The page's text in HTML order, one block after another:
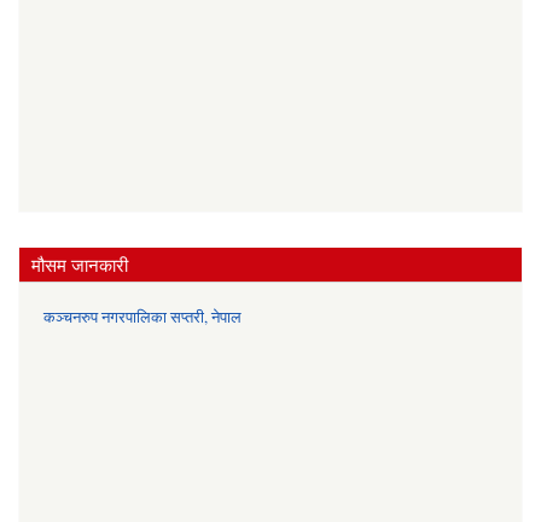
मौसम जानकारी
कञ्चनरुप नगरपालिका सप्तरी, नेपाल